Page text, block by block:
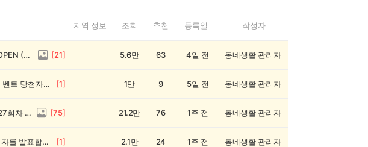
지역 정보 조회 추천 등록일 작성자
전원 1,000캐시! 🥳 우리 동네 썰전 14회차 OPEN (~8/17) [21] 5.6만 63 4일 전 동네생활 관리자
💰[당첨자 발표] 26회차 우리 동네 정보왕 이벤트 당첨자를 발표합니다! [1] 1만 9 5일 전 동네생활 관리자
💸 전원 2,000캐시 지급! 우리 동네 정보왕 27회차 (~8/10) [75] 21.2만 76 1주 전 동네생활 관리자
💰[당첨자 발표] 우리 동네 썰전 12회차 당첨자를 발표합니다! [1] 2.1만 24 1주 전 동네생활 관리자